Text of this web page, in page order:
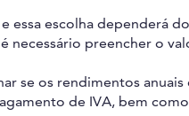
essa escolha dependerá
necessário preencher o
se os rendimentos anuais
de IVA, bem